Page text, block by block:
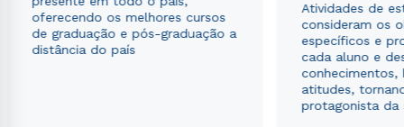
oferecendo os melhores cursos
de graduação e pós-graduação a
distância do país
Atividades de
consideram os
específicos e
cada aluno e
conhecimentos,
atitudes,
protagonista da